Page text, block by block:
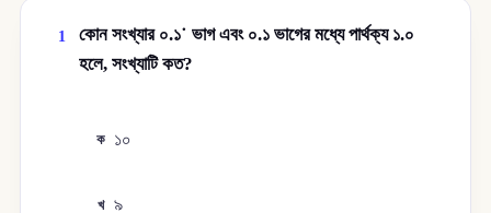
1
কোন সংখ্যার ০.১˙ ভাগ এবং ০.১ ভাগের মধ্যে পার্থক্য ১.০
হলে, সংখ্যাটি কত?
ক ১০
খ ৯